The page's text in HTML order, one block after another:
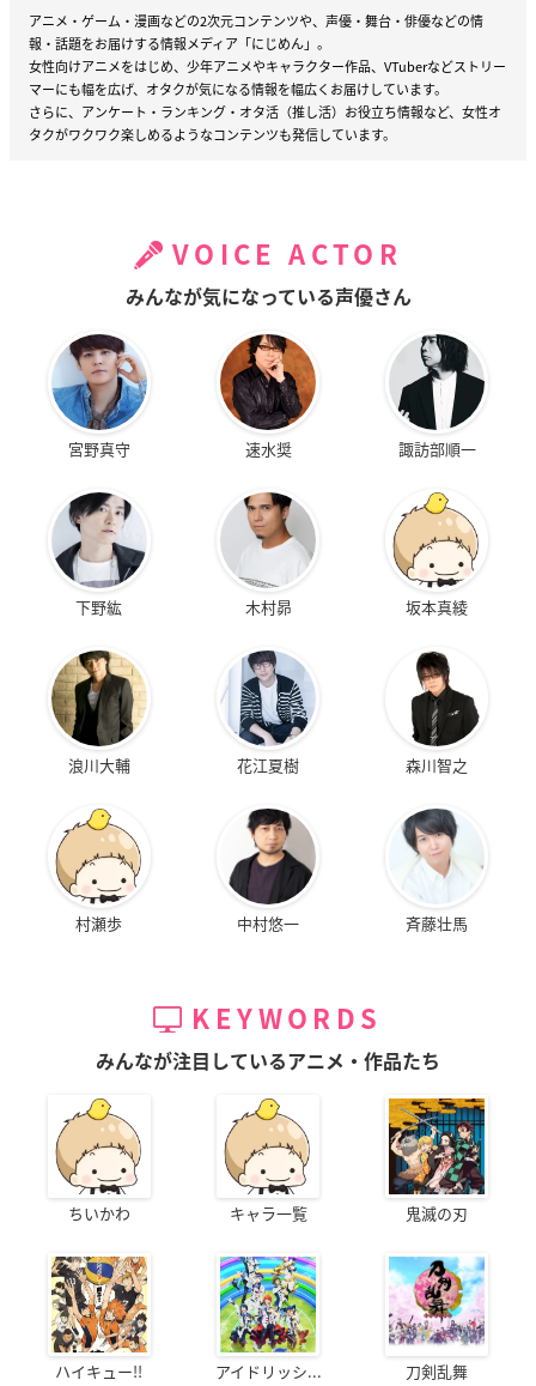
アニメ・ゲーム・漫画などの2次元コンテンツや、声優・舞台・俳優などの情
報・話題をお届けする情報メディア「にじめん」。
女性向けアニメをはじめ、少年アニメやキャラクター作品、VTuberなどストリー
マーにも幅を広げ、オタクが気になる情報を幅広くお届けしています。
さらに、アンケート・ランキング・オタ活（推し活）お役立ち情報など、女性オ
タクがワクワク楽しめるようなコンテンツも発信しています。
VOICE ACTOR
みんなが気になっている声優さん
宮野真守 速水奨 諏訪部順一
下野紘 木村昴 坂本真綾
浪川大輔 花江夏樹 森川智之
村瀬歩 中村悠一 斉藤壮馬
KEYWORDS
みんなが注目しているアニメ・作品たち
ちいかわ キャラ一覧 鬼滅の刃
ハイキュー!! アイドリッシ... 刀剣乱舞